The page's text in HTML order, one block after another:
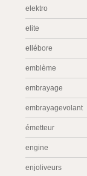
elektro
elite
ellébore
emblème
embrayage
embrayagevolant
émetteur
engine
enjoliveurs